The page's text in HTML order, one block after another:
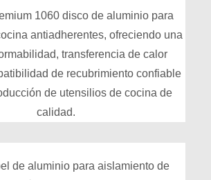
1060 disco de aluminio para
antiadherentes, ofreciendo una
transferencia de calor
de recubrimiento confiable
de utensilios de cocina de
calidad.